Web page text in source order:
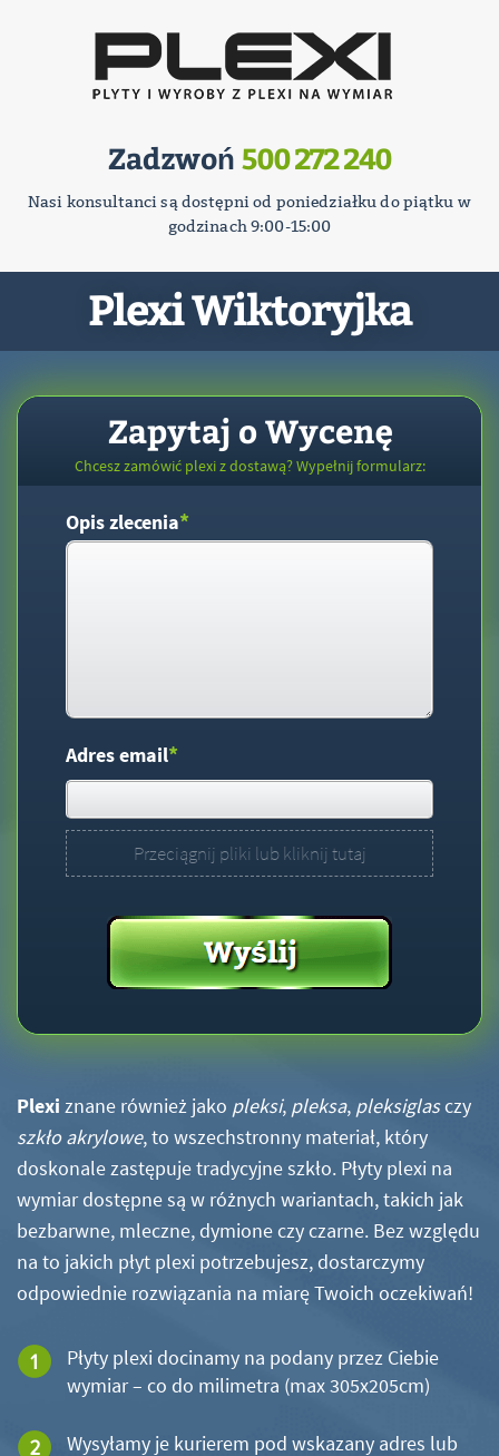
Zadzwoń 500 272 240
Nasi konsultanci są dostępni od poniedziałku do piątku w
godzinach 9:00-15:00
Plexi Wiktoryjka
Zapytaj o Wycenę
Chcesz zamówić plexi z dostawą? Wypełnij formularz:
Opis zlecenia*
Adres email*
Przeciągnij pliki lub kliknij tutaj
Plexi znane również jako pleksi, pleksa, pleksiglasczy
szkło akrylowe, to wszechstronny materiał, który
doskonale zastępuje tradycyjne szkło. Płyty plexi na
wymiar dostępne są w różnych wariantach, takich jak
bezbarwne, mleczne, dymione czy czarne. Bez względu
na to jakich płyt plexi potrzebujesz, dostarczymy
odpowiednie rozwiązania na miarę Twoich oczekiwań!
Płyty plexi docinamy na podany przez Ciebie
wymiar – co do milimetra (max 305x205cm)
Wysyłamy je kurierem pod wskazany adres lub